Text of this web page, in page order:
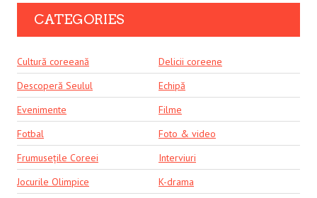
CATEGORIES
Cultură coreeană
Delicii coreene
Descoperă Seulul
Echipă
Evenimente
Filme
Fotbal
Foto & video
Frumusețile Coreei
Interviuri
Jocurile Olimpice
K-drama